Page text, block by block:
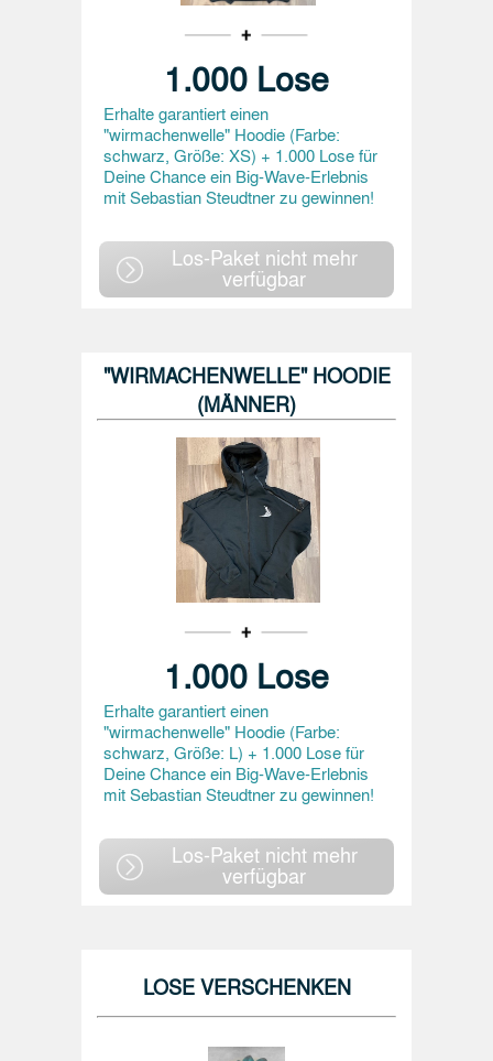
1.000 Lose
Erhalte garantiert einen
"wirmachenwelle" Hoodie (Farbe:
schwarz, Größe: XS) + 1.000 Lose für
Deine Chance ein Big-Wave-Erlebnis
mit Sebastian Steudtner zu gewinnen!
Los-Paket nicht mehr
verfügbar
"WIRMACHENWELLE" HOODIE
(MÄNNER)
1.000 Lose
Erhalte garantiert einen
"wirmachenwelle" Hoodie (Farbe:
schwarz, Größe: L) + 1.000 Lose für
Deine Chance ein Big-Wave-Erlebnis
mit Sebastian Steudtner zu gewinnen!
Los-Paket nicht mehr
verfügbar
LOSE VERSCHENKEN